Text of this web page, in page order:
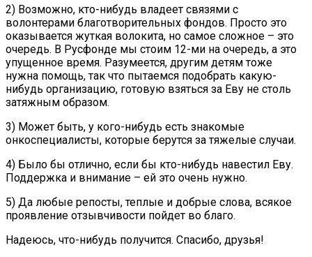
2) Возможно, кто-нибудь владеет связями с
волонтерами благотворительных фондов. Просто это
оказывается жуткая волокита, но самое сложное – это
очередь. В Русфонде мы стоим 12-ми на очередь, а это
упущенное время. Разумеется, другим детям тоже
нужна помощь, так что пытаемся подобрать какую-
нибудь организацию, готовую взяться за Еву не столь
затяжным образом.
3) Может быть, у кого-нибудь есть знакомые
онкоспециалисты, которые берутся за тяжелые случаи.
4) Было бы отлично, если бы кто-нибудь навестил Еву.
Поддержка и внимание – ей это очень нужно.
5) Да любые репосты, теплые и добрые слова, всякое
проявление отзывчивости пойдет во благо.
Надеюсь, что-нибудь получится. Спасибо, друзья!